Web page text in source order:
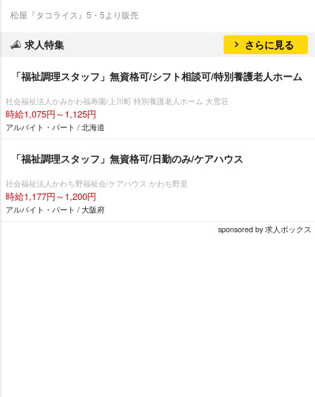
松屋『タコライス』5・5より販売
求人特集 さらに見る
「福祉調理スタッフ」無資格可/シフト相談可/特別養護老人ホーム
社会福祉法人かみかわ福寿園/上川町 特別養護老人ホーム 大雪荘
時給1,075円～1,125円
アルバイト・パート / 北海道
「福祉調理スタッフ」無資格可/日勤のみ/ケアハウス
社会福祉法人かわち野福祉会/ケアハウス かわち野里
時給1,177円～1,200円
アルバイト・パート / 大阪府
sponsored by 求人ボックス